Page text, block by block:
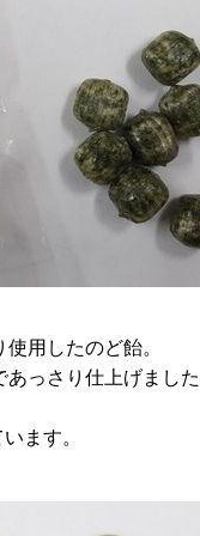
用したのど飴。
っさり仕上げまし
ます。